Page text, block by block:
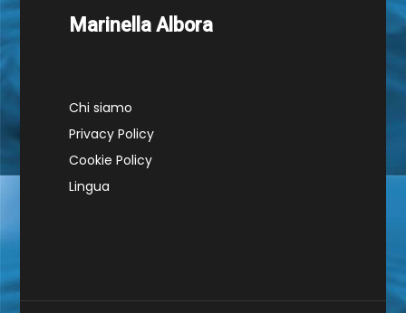
Marinella Albora
Chi siamo
Privacy Policy
Cookie Policy
Lingua